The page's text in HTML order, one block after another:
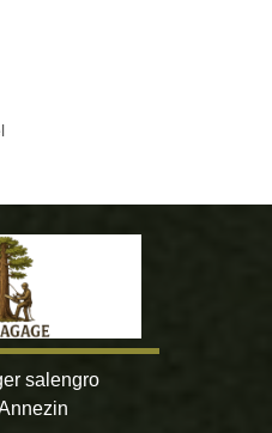
salengro